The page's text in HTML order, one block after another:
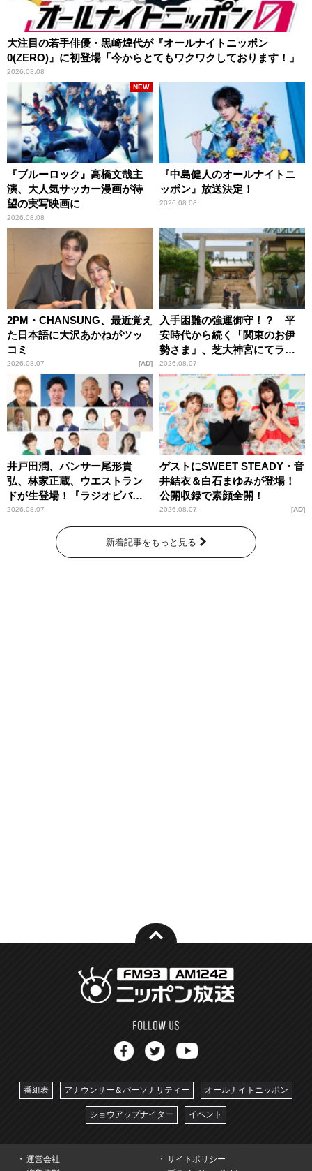
大注目の若手俳優・黒崎煌代が『オールナイトニッポン
0(ZERO)』に初登場「今からとてもワクワクしております！」
2026.08.08
『ブルーロック』高橋文哉主
演、大人気サッカー漫画が待
望の実写映画に
2026.08.08
NEW
『中島健人のオールナイトニ
ッポン』放送決定！
2026.08.08
2PM・CHANSUNG、最近覚え
た日本語に大沢あかねがツッ
コミ
2026.08.07 AD
入手困難の強運御守！？ 平
安時代から続く「関東のお伊
勢さま」、芝大神宮にてラン
パンプスが合格祈願！
2026.08.07
井戸田潤、パンサー尾形貴
弘、林家正蔵、ウエストラン
ドが生登場！『ラジオビバリ
ー昼ズ』
2026.08.07
ゲストにSWEET STEADY・音
井結衣＆白石まゆみが登場！
公開収録で素顔全開！
2026.08.07 AD
新着記事をもっと見る
番組表 アナウンサー＆パーソナリティー オールナイトニッポン
ショウアップナイター イベント
運営会社
サイトポリシー